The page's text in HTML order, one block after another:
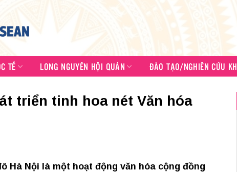
TẾ LONG NGUYÊN HỘI QUÁN ĐÀO TẠO/NGHIÊN CỨU KH
triển tinh hoa nét Văn hóa
Hà Nội là một hoạt động văn hóa cộng đồng